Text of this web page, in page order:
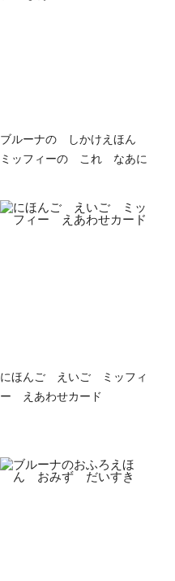
ブルーナの しかけえほん
ミッフィーの これ なあに
にほんご えいご ミッフィ
ー えあわせカード